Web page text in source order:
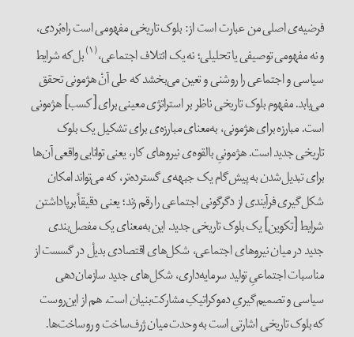
فرضیه‌ی اصلی من عبارت است از: بلوک تاریخی مفهومی است راه‌بُردی،
و نه مفهومی توصیفی یا تحلیلی؛ نه یک ائتلاف اجتماعی، بل‌که شرایط
سیاسی و اجتماعی را روشنی و تعین می‌بخشد که طی آنْ هژمونی تحقق
می‌یابد. مفهوم بلوک تاریخی ناظر بر استراتژی معینی برای [کسب] هژمونی
است. مبارزه برای هژمونی، به‌معنای مبارزه‌ی برای تشکیل یک بلوک
تاریخی جدید است. هژمونیِ بالقوه‌ی نیروهای کار، یعنی توانایی واقعی آن‌ها
برای تبدیل‌شدن به پیش‌گام یک جبهه‌ی گسترده‌تر، که می‌تواند امکان
شکل‌گیری فرآیندی از دگرگونی اجتماعی را رقم زند؛ یعنی دقیقاً برپاداشتن
شرایط [تکوین] یک بلوک تاریخی جدید. این به‌معنای یک مفصل‌بندی
جدید در میان نیروهای اجتماعی، شکل‌های اقتصادی بدیلْ در گسست از
مناسبات اجتماعیِ تولید سرمایه‌داری، شکل‌های جدید سازمان‌دهی
سیاسی و تصمیم‌گیریِ دموکراتیکِ مشارکت‌بنیان است. هم از این‌روست
که بلوک تاریخی اشارتی است به وحدت میان ژرف‌ساخت و روساخت‌ها.